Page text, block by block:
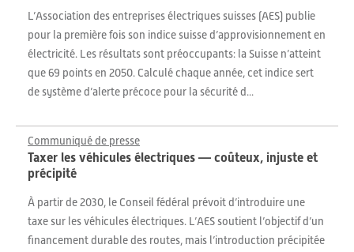
L’Association des entreprises électriques suisses (AES) publie
pour la première fois son indice suisse d’approvisionnement en
électricité. Les résultats sont préoccupants: la Suisse n’atteint
que 69 points en 2050. Calculé chaque année, cet indice sert
de système d’alerte précoce pour la sécurité d...
Communiqué de presse
Taxer les véhicules électriques — coûteux, injuste et
précipité
À partir de 2030, le Conseil fédéral prévoit d’introduire une
taxe sur les véhicules électriques. L’AES soutient l’objectif d’un
financement durable des routes, mais l’introduction précipitée